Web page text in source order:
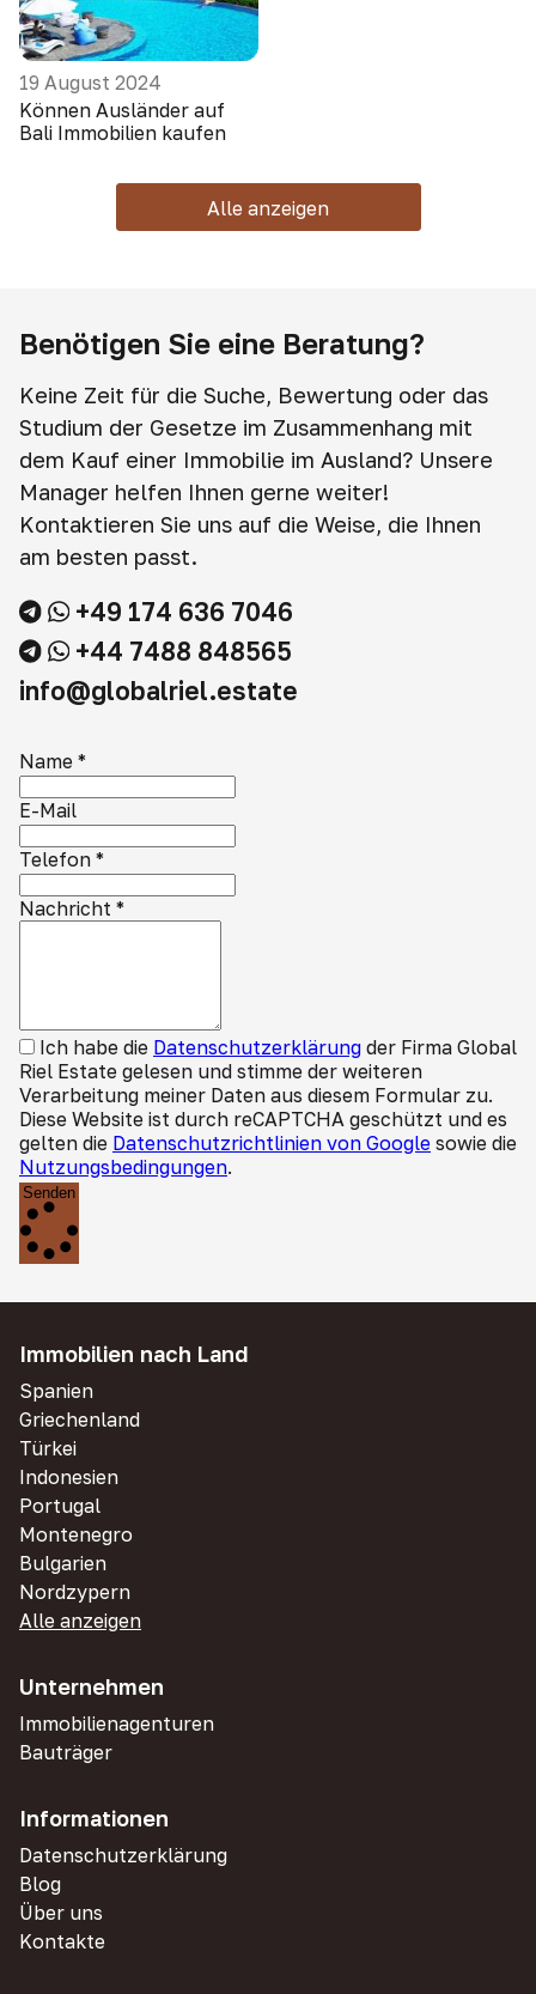
19 August 2024
Können Ausländer auf
Bali Immobilien kaufen
Alle anzeigen
Benötigen Sie eine Beratung?
Keine Zeit für die Suche, Bewertung oder das
Studium der Gesetze im Zusammenhang mit
dem Kauf einer Immobilie im Ausland? Unsere
Manager helfen Ihnen gerne weiter!
Kontaktieren Sie uns auf die Weise, die Ihnen
am besten passt.
+49 174 636 7046
+44 7488 848565
info@globalriel.estate
Name *
E-Mail
Telefon *
Nachricht *
Ich habe die Datenschutzerklärung der Firma Global
Riel Estate gelesen und stimme der weiteren
Verarbeitung meiner Daten aus diesem Formular zu.
Diese Website ist durch reCAPTCHA geschützt und es
gelten die Datenschutzrichtlinien von Google sowie die
Nutzungsbedingungen.
Senden
Immobilien nach Land
Spanien
Griechenland
Türkei
Indonesien
Portugal
Montenegro
Bulgarien
Nordzypern
Alle anzeigen
Unternehmen
Immobilienagenturen
Bauträger
Informationen
Datenschutzerklärung
Blog
Über uns
Kontakte